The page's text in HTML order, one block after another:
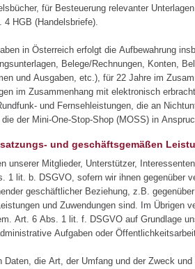
für Besteuerung relevanter
HGB (Handelsbriefe).
in Österreich erfolgt die Aufbewahrung
Belege/Rechnungen, Konten,
und Ausgaben, etc.), für 22 Jahre im
im Zusammenhang mit elektronisch
und Fernsehleistungen, die an
der Mini-One-Stop-Shop (MOSS) in
und geschäftsgemäßen
unserer Mitglieder, Unterstützer,
1 lit. b. DSGVO, sofern wir ihnen gegenüber
geschäftlicher Beziehung, z.B.
und Zuwendungen sind. Im Übrigen
Art. 6 Abs. 1 lit. f. DSGVO auf Grundlage
Aufgaben oder
Daten, die Art, der Umfang und der Zweck